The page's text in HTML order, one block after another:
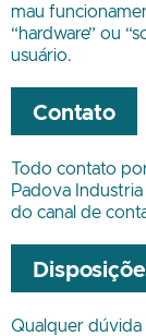
mau
“hardware” ou
usuário.
Contato
Todo contato
Padova
do canal de
Qualquer dúvida